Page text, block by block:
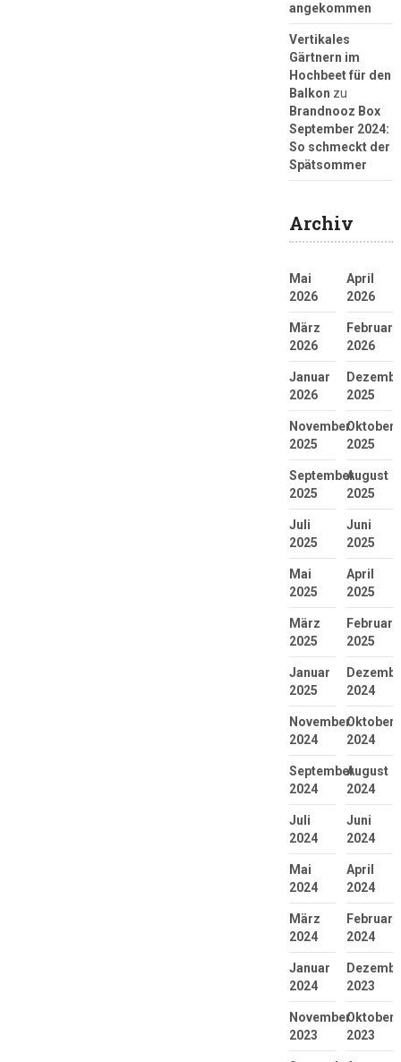
angekommen
Vertikales
Gärtnern im
Hochbeet für den
Balkon zu
Brandnooz Box
September 2024:
So schmeckt der
Spätsommer
Archiv
Mai
2026
April
2026
März
2026
Februar
2026
Januar
2026
2025
November
2025
Oktober
2025
September
2025
August
2025
Juli
2025
Juni
2025
Mai
2025
April
2025
März
2025
Februar
2025
Januar
2025
2024
November
2024
Oktober
2024
September
2024
August
2024
Juli
2024
Juni
2024
Mai
2024
April
2024
März
2024
Februar
2024
Januar
2024
2023
November
2023
Oktober
2023